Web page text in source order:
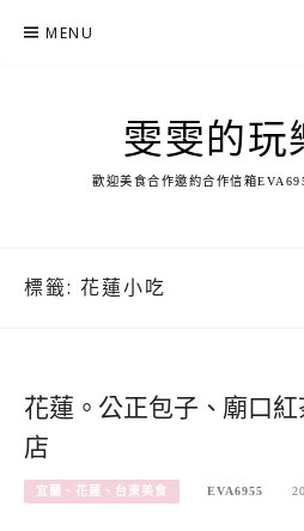
MENU
雯雯的玩
歡迎美食合作邀約合作信箱
標籤: 花蓮小吃
花蓮。公正包子、廟口
店
宜蘭、花蓮、台東美食 EVA6955